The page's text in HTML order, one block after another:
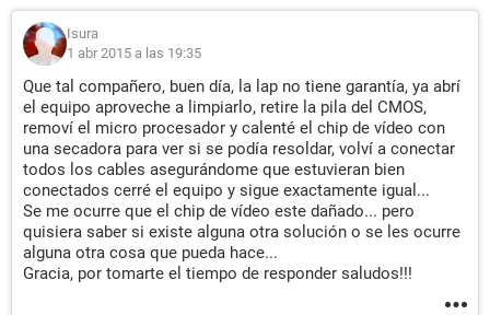
Isura
1 abr 2015 a las 19:35
Que tal compañero, buen día, la lap no tiene garantía, ya abrí
el equipo aproveche a limpiarlo, retire la pila del CMOS,
removí el micro procesador y calenté el chip de vídeo con
una secadora para ver si se podía resoldar, volví a conectar
todos los cables asegurándome que estuvieran bien
conectados cerré el equipo y sigue exactamente igual...
Se me ocurre que el chip de vídeo este dañado... pero
quisiera saber si existe alguna otra solución o se les ocurre
alguna otra cosa que pueda hace...
Gracia, por tomarte el tiempo de responder saludos!!!